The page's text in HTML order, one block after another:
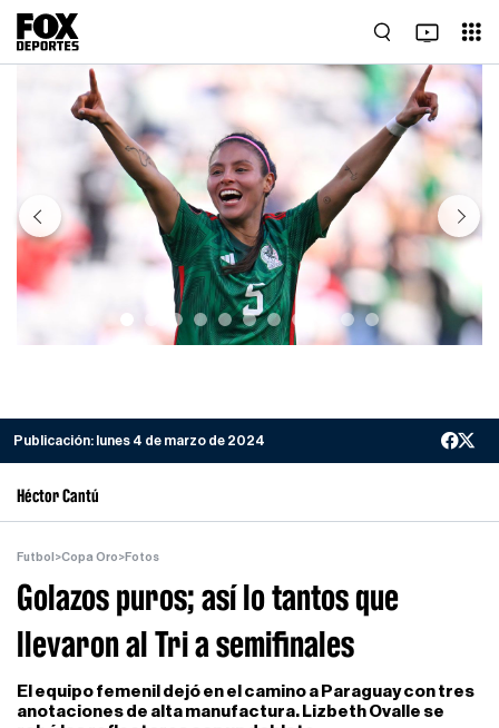
Previous Next
Publicación: lunes 4 de marzo de 2024
Héctor Cantú
Futbol >Copa Oro>Fotos
Golazos puros; así lo tantos que
llevaron al Tri a semifinales
El equipo femenil dejó en el camino a Paraguay con tres
anotaciones de alta manufactura. Lizbeth Ovalle se